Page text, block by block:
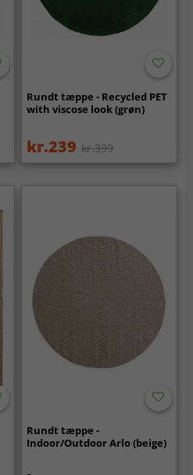
Rundt tæppe - Recycled PET
with viscose look (grøn)
kr.239 kr.399
Rundt tæppe -
Indoor/Outdoor Arlo (beige)